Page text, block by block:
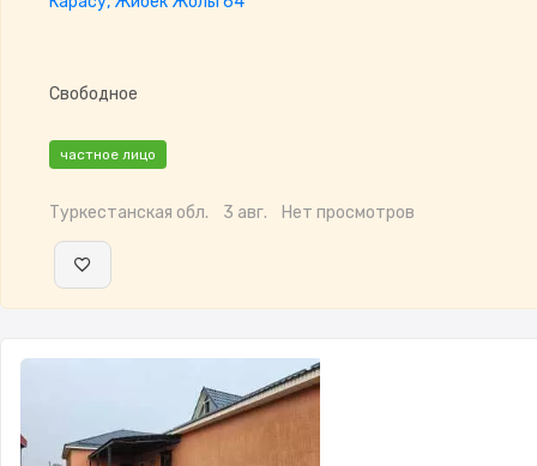
Свободное
частное лицо
Туркестанская обл. 3 авг. Нет просмотров